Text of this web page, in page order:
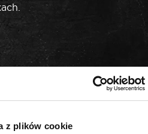
z plików cookie
PRODUKTY